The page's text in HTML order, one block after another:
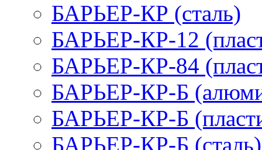
БАРЬЕР-КР (сталь)
БАРЬЕР-КР-12
БАРЬЕР-КР-84
БАРЬЕР-КР-Б
БАРЬЕР-КР-Б
БАРЬЕР-КР-Б (сталь)